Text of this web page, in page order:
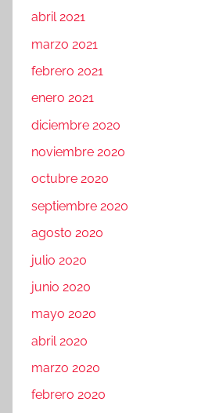
abril 2021
marzo 2021
febrero 2021
enero 2021
diciembre 2020
noviembre 2020
octubre 2020
septiembre 2020
agosto 2020
julio 2020
junio 2020
mayo 2020
abril 2020
marzo 2020
febrero 2020